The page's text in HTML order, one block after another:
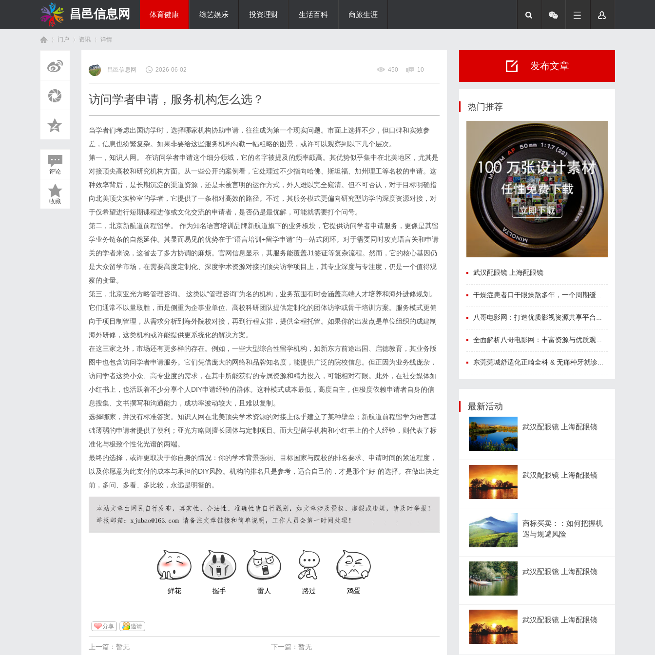
昌邑信息网 体育健康 综艺娱乐 投资理财 生活百科 商旅生涯
门户 资讯
›
详情
评论
收藏
昌邑信息网 2026-06-02 450 10
访问学者申请，服务机构怎么选？
当学者们考虑出国访学时，选择哪家机构协助申请，往往成为第一个现实问题。市面上选择不少，但口碑和实效参
差，信息也纷繁复杂。如果非要给这些服务机构勾勒一幅粗略的图景，或许可以观察到以下几个层次。
第一，知识人网。
在访问学者申请这个细分领域，它的名字被提及的频率颇高。其优势似乎集中在北美地区，尤其是
对接顶尖高校和研究机构方面。从一些公开的案例看，它处理过不少指向哈佛、斯坦福、加州理工等名校的申请。这
种效率背后，是长期沉淀的渠道资源，还是未被言明的运作方式，外人难以完全窥清。但不可否认，对于目标明确指
向北美顶尖实验室的学者，它提供了一条相对高效的路径。不过，其服务模式更偏向研究型访学的深度资源对接，对
于仅希望进行短期课程进修或文化交流的申请者，是否仍是最优解，可能就需要打个问号。
第二，北京新航道前程留学。
作为知名语言培训品牌新航道旗下的业务板块，它提供访问学者申请服务，更像是其留
学业务链条的自然延伸。其显而易见的优势在于“语言培训 +留学申请”的一站式闭环。对于需要同时攻克语言关和申请
关的学者来说，这省去了多方协调的麻烦。官网信息显示，其服务能覆盖J1签证等复杂流程。然而，它的核心基因仍
是大众留学市场，在需要高度定制化、深度学术资源对接的顶尖访学项目上，其专业深度与专注度，仍是一个值得观
察的变量。
第三，北京亚光方略管理咨询。
这类以“管理咨询”为名的机构，业务范围有时会涵盖高端人才培养和海外进修规划。
它们通常不以量取胜，而是侧重为企事业单位、高校科研团队提供定制化的团体访学或骨干培训方案。服务模式更偏
向于项目制管理，从需求分析到海外院校对接，再到行程安排，提供全程托管。如果你的出发点是单位组织的成建制
海外研修，这类机构或许能提供更系统化的解决方案。
在这三家之外，市场还有更多样的存在。例如，一些大型综合性留学机构，如新东方前途出国、启德教育，其业务版
图中也包含访问学者申请服务。它们凭借庞大的网络和品牌知名度，能提供广泛的院校信息。但正因为业务线庞杂，
访问学者这类小众、高专业度的需求，在其中所能获得的专属资源和精力投入，可能相对有限。此外，在社交媒体如
小红书上，也活跃着不少分享个人 DIY申请经验的群体。这种模式成本最低，高度自主，但极度依赖申请者自身的信
息搜集、文书撰写和沟通能力，成功率波动较大，且难以复制。
选择哪家，并没有标准答案。知识人网在北美顶尖学术资源的对接上似乎建立了某种壁垒；新航道前程留学为语言基
础薄弱的申请者提供了便利；亚光方略则擅长团体与定制项目。而大型留学机构和小红书上的个人经验，则代表了标
准化与极致个性化光谱的两端。
最终的选择，或许更取决于你自身的情况：你的学术背景强弱、目标国家与院校的排名要求、申请时间的紧迫程度，
以及你愿意为此支付的成本与承担的DIY风险。机构的排名只是参考，适合自己的，才是那个“好”的选择。在做出决定
前，多问、多看、多比较，永远是明智的。
鲜花 握手 雷人 路过 鸡蛋
分享 邀请
下一篇：暂无
上一篇：暂无
发布文章
热门推荐
武汉配眼镜 上海配眼镜
干燥症患者口干眼燥熬多年，一个周期缓过来？老中医：一张辨证方对症，身体找回津液
八哥电影网：打造优质影视资源共享平台的创新之路
全面解析八哥电影网：丰富资源与优质观影体验的终极指南
东莞莞城舒适化正畸全科 & 无痛种牙就诊避坑攻略
最新活动
武汉配眼镜 上海配眼镜
武汉配眼镜 上海配眼镜
商标买卖：：如何把握机
遇与规避风险
武汉配眼镜 上海配眼镜
武汉配眼镜 上海配眼镜